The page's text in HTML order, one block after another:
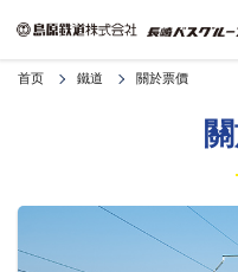
首页 鐵道 關於票價